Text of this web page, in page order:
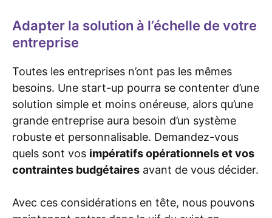
Adapter la solution à l’échelle de votre
entreprise
Toutes les entreprises n’ont pas les mêmes
besoins. Une start-up pourra se contenter d’une
solution simple et moins onéreuse, alors qu’une
grande entreprise aura besoin d’un système
robuste et personnalisable. Demandez-vous
quels sont vos impératifs opérationnels et vos
contraintes budgétaires avant de vous décider.
Avec ces considérations en tête, nous pouvons